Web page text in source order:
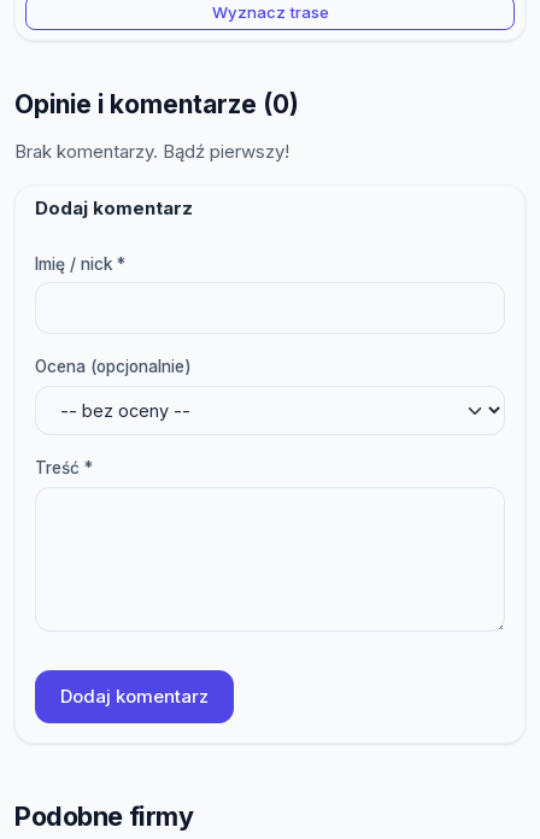
Wyznacz trase
Opinie i komentarze (0)
Brak komentarzy. Bądź pierwszy!
Dodaj komentarz
Imię / nick *
Ocena (opcjonalnie)
Treść *
Dodaj komentarz
Podobne firmy